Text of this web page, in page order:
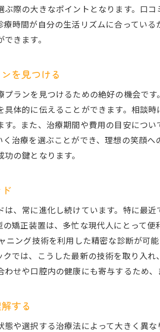
治療後に得られた変化とその価
体験談を基にした治療のイメー
成功事例から見る効果的な治療
初回相談が治療成功の鍵を握る
治療計画の立案から始める一連
船橋市での矯正治療の効率的な
治療スケジュールの作成と確認
無料相談を活用したスムーズな手
口腔衛生の向上を図るための矯
歯並びの改善が健康に与える影
健康的な口腔環境を維持する方法
矯正治療による生活の質の向上
無料相談で見つける最適な船橋市の
クリニック選びの重要ポイント
際の大きなポイントとなります。口
時間が自分の生活リズムに合ってい
きます。
を見つける
ランを見つけるための絶好の機会で
体的に伝えることができます。相談
。また、治療期間や費用の目安につ
治療を選ぶことができ、理想の笑顔
の鍵となります。
、常に進化し続けています。特に最
矯正装置は、多忙な現代人にとって
ニング技術を利用した精密な診断が可
では、こうした最新の技術を取り入
せや口腔内の健康にも寄与するため、
する
や選択する治療法によって大きく異